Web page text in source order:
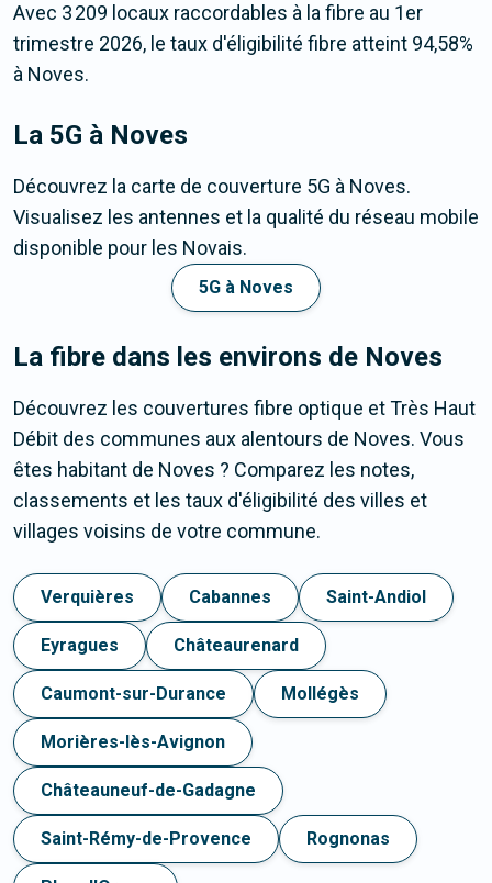
Avec 3 209 locaux raccordables à la fibre au 1er
trimestre 2026, le taux d'éligibilité fibre atteint 94,58%
à Noves.
La 5G à Noves
Découvrez la carte de couverture 5G à Noves.
Visualisez les antennes et la qualité du réseau mobile
disponible pour les Novais.
5G à Noves
La fibre dans les environs de Noves
Découvrez les couvertures fibre optique et Très Haut
Débit des communes aux alentours de Noves. Vous
êtes habitant de Noves ? Comparez les notes,
classements et les taux d'éligibilité des villes et
villages voisins de votre commune.
Verquières Cabannes Saint-Andiol
Eyragues Châteaurenard
Caumont-sur-Durance Mollégès
Morières-lès-Avignon
Châteauneuf-de-Gadagne
Saint-Rémy-de-Provence Rognonas